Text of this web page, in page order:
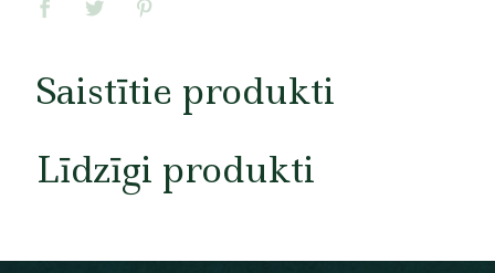
Saistītie produkti
Līdzīgi produkti